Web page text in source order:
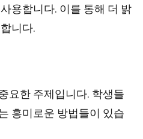
용합니다. 이를 통해 더 밝
니다.
요한 주제입니다. 학생들
흥미로운 방법들이 있습